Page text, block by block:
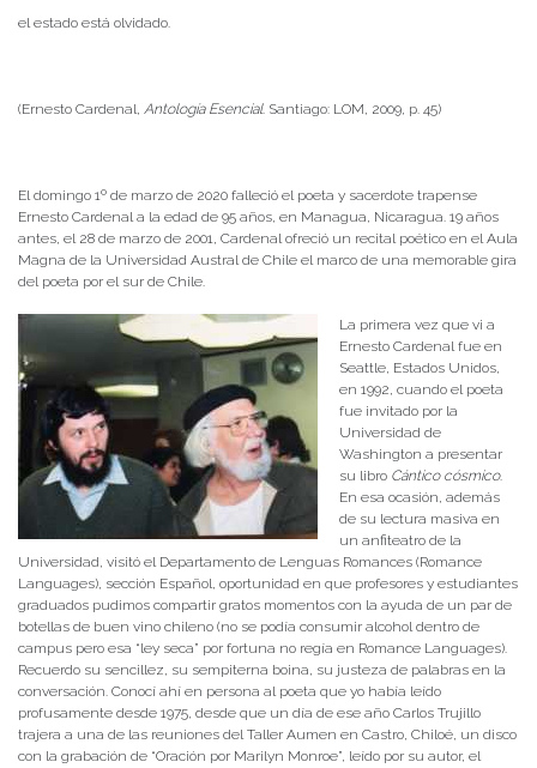
el estado está olvidado.
(Ernesto Cardenal, Antología Esencial. Santiago: LOM, 2009, p. 45)
El domingo 1º de marzo de 2020 falleció el poeta y sacerdote trapense
Ernesto Cardenal a la edad de 95 años, en Managua, Nicaragua. 19 años
antes, el 28 de marzo de 2001, Cardenal ofreció un recital poético en el Aula
Magna de la Universidad Austral de Chile el marco de una memorable gira
del poeta por el sur de Chile.
La primera vez que vi a
Ernesto Cardenal fue en
Seattle, Estados Unidos,
en 1992, cuando el poeta
fue invitado por la
Universidad de
Washington a presentar
su libro Cántico cósmico.
En esa ocasión, además
de su lectura masiva en
un anfiteatro de la
Universidad, visitó el Departamento de Lenguas Romances (Romance
Languages), sección Español, oportunidad en que profesores y estudiantes
graduados pudimos compartir gratos momentos con la ayuda de un par de
botellas de buen vino chileno (no se podía consumir alcohol dentro de
campus pero esa “ley seca” por fortuna no regía en Romance Languages).
Recuerdo su sencillez, su sempiterna boina, su justeza de palabras en la
conversación. Conocí ahí en persona al poeta que yo había leído
profusamente desde 1975, desde que un día de ese año Carlos Trujillo
trajera a una de las reuniones del Taller Aumen en Castro, Chiloé, un disco
con la grabación de “Oración por Marilyn Monroe”, leído por su autor, el